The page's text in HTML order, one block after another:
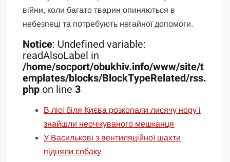
війни, коли багато тварин опиняються в
небезпеці та потребують негайної допомоги.
Notice: Undefined variable:
readAlsoLabel in
/home/socport/obukhiv.info/www/site/t
emplates/blocks/BlockTypeRelated/rss.
php on line3
В лісі біля Києва розкопали лисячу нору і
знайшли неочікуваного мешканця
У Василькові з вентиляційної шахти
підняли собаку